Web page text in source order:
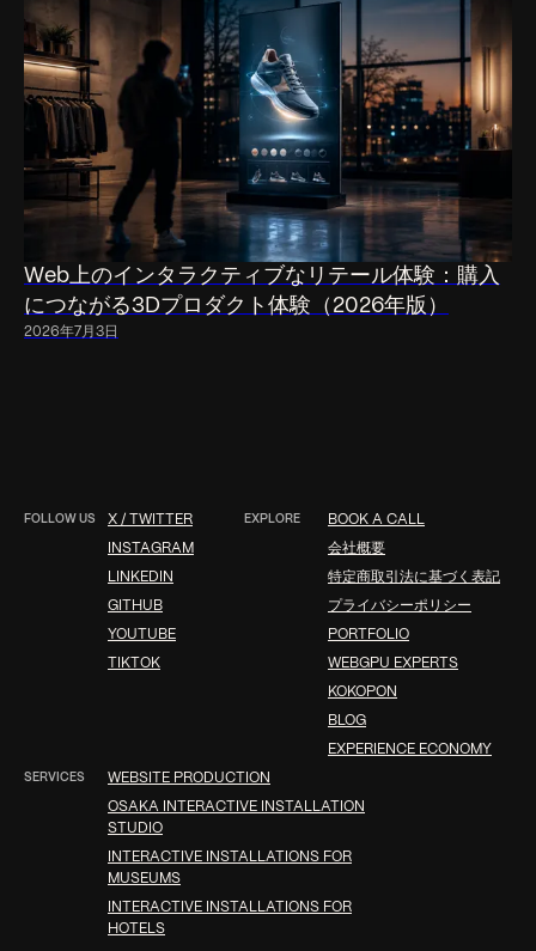
Web上のインタラクティブなリテール体験：購入
につながる3Dプロダクト体験（2026年版）
2026年7月3日
FOLLOW US X / TWITTER
INSTAGRAM
LINKEDIN
GITHUB
YOUTUBE
TIKTOK
EXPLORE BOOK A CALL
会社概要
特定商取引法に基づく表記
プライバシーポリシー
PORTFOLIO
WEBGPU EXPERTS
KOKOPON
BLOG
EXPERIENCE ECONOMY
SERVICES WEBSITE PRODUCTION
OSAKA INTERACTIVE INSTALLATION
STUDIO
INTERACTIVE INSTALLATIONS FOR
MUSEUMS
INTERACTIVE INSTALLATIONS FOR
HOTELS